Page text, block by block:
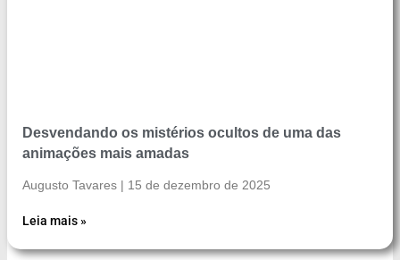
Desvendando os mistérios ocultos de uma das
animações mais amadas
Augusto Tavares 15 de dezembro de 2025
Leia mais »